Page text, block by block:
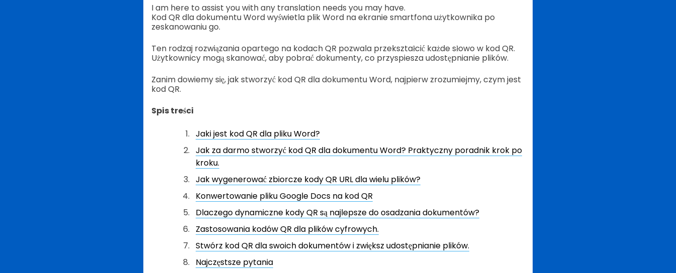
I am here to assist you with any translation needs you may have.
Kod QR dla dokumentu Word wyświetla plik Word na ekranie smartfona użytkownika po
zeskanowaniu go.
Ten rodzaj rozwiązania opartego na kodach QR pozwala przekształcić każde słowo w kod QR.
Użytkownicy mogą skanować, aby pobrać dokumenty, co przyspiesza udostępnianie plików.
Zanim dowiemy się, jak stworzyć kod QR dla dokumentu Word, najpierw zrozumiejmy, czym jest
kod QR.
Spis treści
Jaki jest kod QR dla pliku Word?
Jak za darmo stworzyć kod QR dla dokumentu Word? Praktyczny poradnik krok po
kroku.
Jak wygenerować zbiorcze kody QR URL dla wielu plików?
Konwertowanie pliku Google Docs na kod QR
Dlaczego dynamiczne kody QR są najlepsze do osadzania dokumentów?
Zastosowania kodów QR dla plików cyfrowych.
Stwórz kod QR dla swoich dokumentów i zwiększ udostępnianie plików.
Najczęstsze pytania